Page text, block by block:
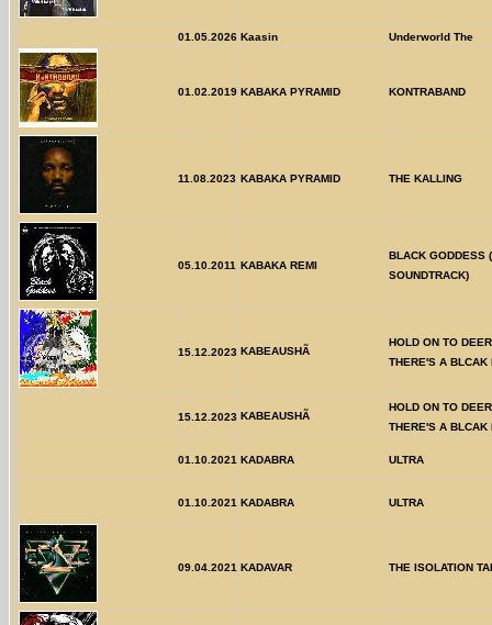
01.05.2026 Kaasin Underworld The
01.02.2019 KABAKA PYRAMID KONTRABAND
11.08.2023 KABAKA PYRAMID THE KALLING
05.10.2011 KABAKA REMI
BLACK GODDESS
SOUNDTRACK)
15.12.2023 KABEAUSHÃ
HOLD ON TO
THERE'S A BLCAK
15.12.2023 KABEAUSHÃ
HOLD ON TO
THERE'S A BLCAK
01.10.2021 KADABRA ULTRA
01.10.2021 KADABRA ULTRA
09.04.2021 KADAVAR THE ISOLATION